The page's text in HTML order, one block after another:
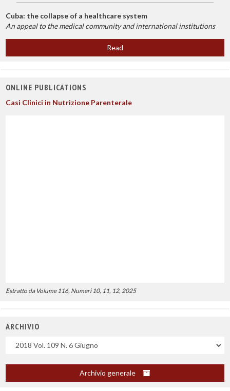
Cuba: the collapse of a healthcare system
An appeal to the medical community and international institutions
Read
ONLINE PUBLICATIONS
Casi Clinici in Nutrizione Parenterale
Estratto da Volume 116, Numeri 10, 11, 12, 2025
ARCHIVIO
Uscite
Archivio generale